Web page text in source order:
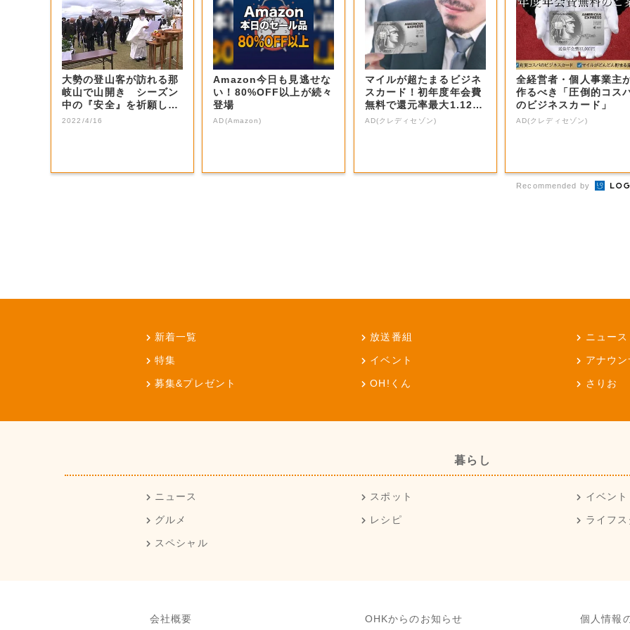
大勢の登山客が訪れる那
岐山で山開き シーズン
中の『安全』を祈願し
「登り初めの儀」...
2022/4/16
Amazon今日も見逃せな
い！80%OFF以上が続々
登場
AD(Amazon)
マイルが超たまるビジネ
スカード！初年度年会費
無料で還元率最大1.12
5%
AD(クレディセゾン)
全経営者・個人事業主
作るべき「圧倒的コス
のビジネスカード」
AD(クレディセゾン)
Recommended by
新着一覧 放送番組 ニュース
特集 イベント アナウ
募集&プレゼント OH!くん さりお
暮らし
ニュース スポット イベント
グルメ レシピ ライフ
スペシャル
会社概要 OHKからのお知らせ 個人情報